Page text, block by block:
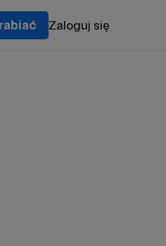
Zaloguj się